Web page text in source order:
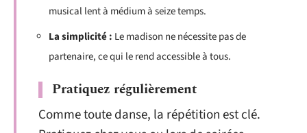
musical lent à médium à seize temps.
La simplicité : Le madison ne nécessite pas de
partenaire, ce qui le rend accessible à tous.
Pratiquez régulièrement
Comme toute danse, la répétition est clé.